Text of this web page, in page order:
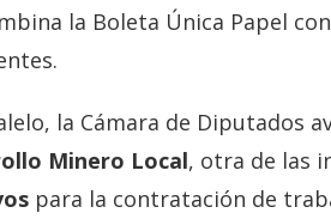
la Boleta Única Papel
la Cámara de Diputados
Minero Local, otra de las
para la contratación de